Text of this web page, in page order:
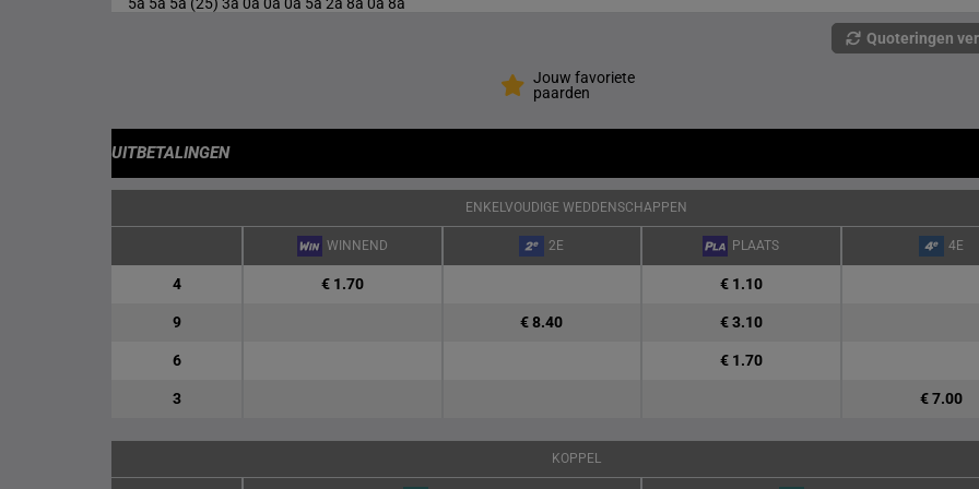
Quoteringen
Jouw favoriete
paarden
UITBETALINGEN
ENKELVOUDIGE WEDDENSCHAPPEN
WINNEND 2E PLAATS 4E
4 € 1.70 € 1.10
9 € 8.40 € 3.10
6 € 1.70
3 € 7.00
KOPPEL